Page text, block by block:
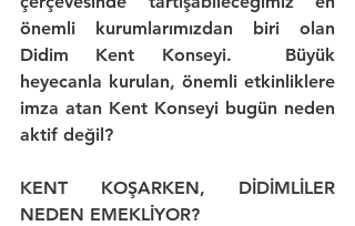
Didim Kent Konseyi.  Büyük
heyecanla kurulan, önemli etkinliklere
imza atan Kent Konseyi bugün neden
aktif değil?
KENT KOŞARKEN, DİDİMLİLER
NEDEN EMEKLİYOR?